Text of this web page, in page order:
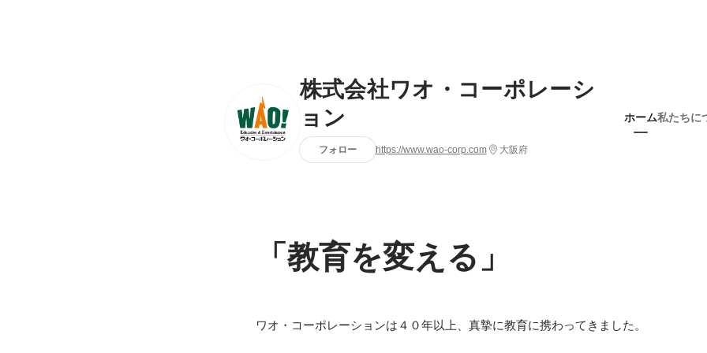
株式会社ワオ・コーポレーシ
ョン
フォロー https://www.wao-corp.com 大阪府
ホーム私たちに
「教育を変える」
ワオ・コーポレーションは４０年以上、真摯に教育に携わってきました。